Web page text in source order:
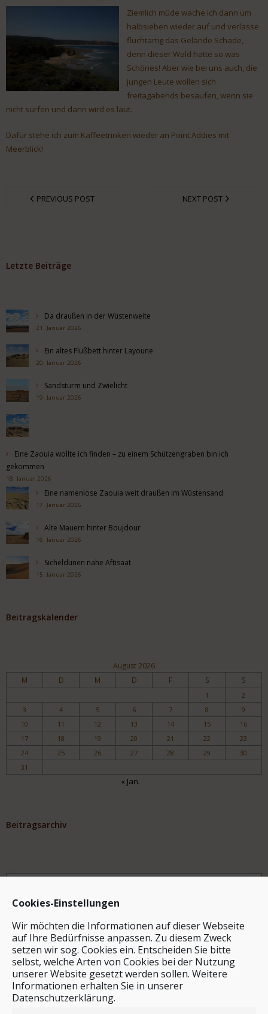
Cookies-Einstellungen
Wir möchten die Informationen auf dieser Webseite
auf Ihre Bedürfnisse anpassen. Zu diesem Zweck
setzen wir sog. Cookies ein. Entscheiden Sie bitte
selbst, welche Arten von Cookies bei der Nutzung
unserer Website gesetzt werden sollen. Weitere
Informationen erhalten Sie in unserer
Datenschutzerklärung.
Ziemlich müde wache ich dann um
halbsieben wieder auf und verlasse
fluchtartig das Gelände Schade,
denn dieser Wald hatte so was
Schönes! Aber wie bei uns auch, die
jungen Leute wollen sich
freitagabends besaufen, wenn sie
nicht surfen und dann wird es laut.
Dafür stehe ich zum Kaffeetrinken wieder an Point Addies mit
Meerblick!
PREVIOUS POST NEXT POST
Letzte Beiträge
Da draußen in der Wüstenweite
21. Januar 2026
Ein altes Flußbett hinter Layoune
20. Januar 2026
Sandsturm und Zwielicht
19. Januar 2026
Eine Zaouia wollte ich finden – zu einem Schützengraben bin ich
gekommen
18. Januar 2026
Eine namenlose Zaouia weit draußen im Wüstensand
17. Januar 2026
Alte Mauern hinter Boujdour
16. Januar 2026
Sicheldünen nahe Aftisaat
15. Januar 2026
Beitragskalender
August 2026
M D M D F S S
1
2
3
4 5 6 7 8
9
10
11 12 13 14 15
16
17
18 19 20 21 22
23
24
25 26 27 28 29
30
31
« Jan.
Beitragsarchiv
Archiv
Stichwortsuche